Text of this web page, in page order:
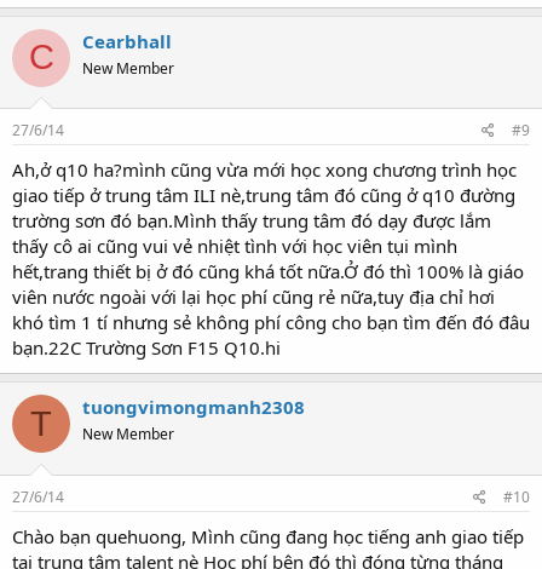
C Cearbhall
New Member
27/6/14 #9
Ah,ở q10 ha?mình cũng vừa mới học xong chương trình học
giao tiếp ở trung tâm ILI nè,trung tâm đó cũng ở q10 đường
trường sơn đó bạn.Mình thấy trung tâm đó dạy được lắm
thấy cô ai cũng vui vẻ nhiệt tình với học viên tụi mình
hết,trang thiết bị ở đó cũng khá tốt nữa.Ở đó thì 100% là giáo
viên nước ngoài với lại học phí cũng rẻ nữa,tuy địa chỉ hơi
khó tìm 1 tí nhưng sẻ không phí công cho bạn tìm đến đó đâu
bạn.22C Trường Sơn F15 Q10.hi
T tuongvimongmanh2308
New Member
27/6/14 #10
Chào bạn quehuong, Mình cũng đang học tiếng anh giao tiếp
tại trung tâm talent nè Học phí bên đó thì đóng từng tháng